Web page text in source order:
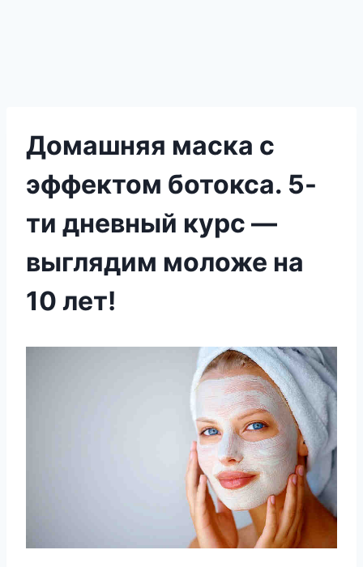
Домашняя маска с
эффектом ботокса. 5-
ти дневный курс —
выглядим моложе на
10 лет!